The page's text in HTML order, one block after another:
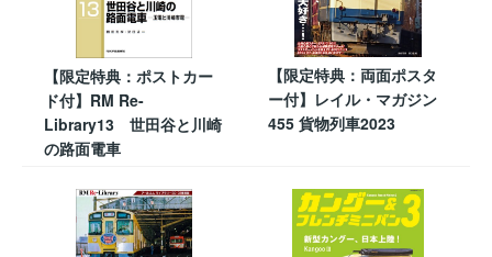
【限定特典：ポストカー
ド付】RM Re-
Library13 世田谷と川崎
の路面電車
【限定特典：両面ポスタ
ー付】レイル・マガジン
455 貨物列車2023